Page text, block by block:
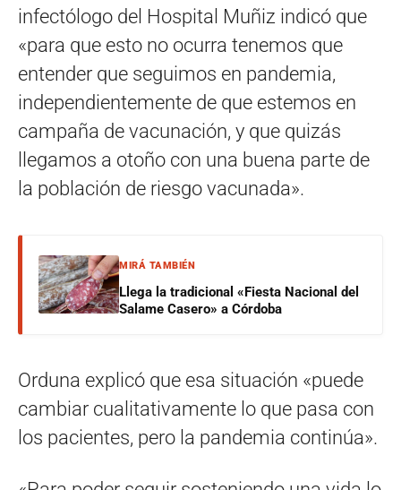
infectólogo del Hospital Muñiz indicó que
«para que esto no ocurra tenemos que
entender que seguimos en pandemia,
independientemente de que estemos en
campaña de vacunación, y que quizás
llegamos a otoño con una buena parte de
la población de riesgo vacunada».
MIRÁ TAMBIÉN
Llega la tradicional «Fiesta Nacional del
Salame Casero» a Córdoba
Orduna explicó que esa situación «puede
cambiar cualitativamente lo que pasa con
los pacientes, pero la pandemia continúa».